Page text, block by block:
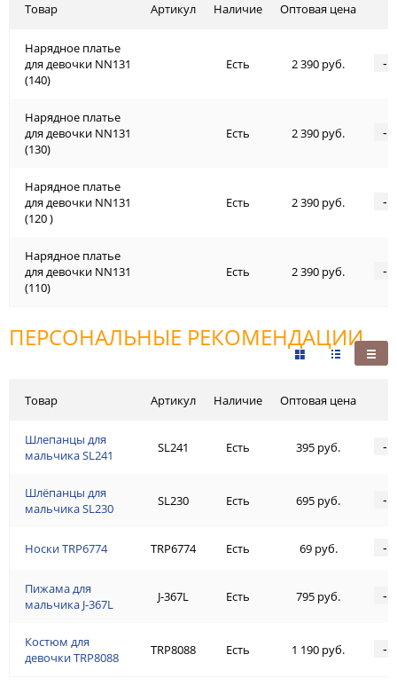
Товар
Нарядное платье
для девочки NN131
(140)
Нарядное платье
для девочки NN131
(130)
Нарядное платье
для девочки NN131
(120 )
Нарядное платье
для девочки NN131
(110)
Артикул Наличие Оптовая цена
Есть 2 390 руб. -
Есть 2 390 руб. -
Есть 2 390 руб. -
Есть 2 390 руб. -
ПЕРСОНАЛЬНЫЕ РЕКОМЕНДАЦИИ
Товар
Шлепанцы для
мальчика SL241
Шлёпанцы для
мальчика SL230
Носки TRP6774
Пижама для
мальчика J-367L
Костюм для
девочки TRP8088
Артикул Наличие Оптовая цена
SL241 Есть 395 руб. -
SL230 Есть 695 руб. -
TRP6774 Есть 69 руб. -
J-367L Есть 795 руб. -
TRP8088 Есть 1 190 руб. -